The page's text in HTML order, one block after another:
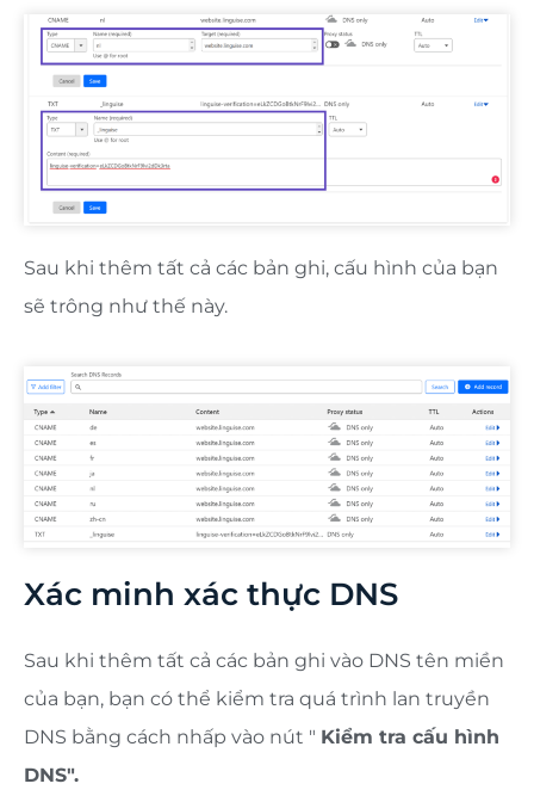
Sau khi thêm tất cả các bản ghi, cấu hình của bạn
sẽ trông như thế này.
Xác minh xác thực DNS
Sau khi thêm tất cả các bản ghi vào DNS tên miền
của bạn, bạn có thể kiểm tra quá trình lan truyền
DNS bằng cách nhấp vào nút " Kiểm tra cấu hình
DNS".